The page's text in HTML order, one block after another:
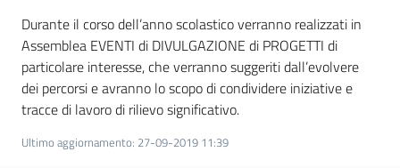
Durante il corso dell’anno scolastico verranno realizzati in
Assemblea EVENTI di DIVULGAZIONE di PROGETTI di
particolare interesse, che verranno suggeriti dall’evolvere
dei percorsi e avranno lo scopo di condividere iniziative e
tracce di lavoro di rilievo significativo.
Ultimo aggiornamento: 27-09-2019 11:39